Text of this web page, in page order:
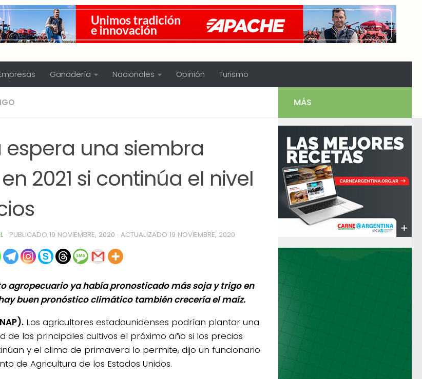
Ganadería Nacionales Opinión Turismo
espera una siembra
2021 si continúa el nivel
· PUBLICADO 19 NOVIEMBRE, 2020 · ACTUALIZADO 19 NOVIEMBRE, 2020
agropecuario ya había pronosticado más soja y trigo en
hay buen pronóstico climático también crecería el maíz.
Los agricultores estadounidenses podrían plantar una
de los principales cultivos el próximo año si los precios
y el clima de primavera lo permite, dijo un funcionario
de Agricultura de los Estados Unidos.
MÁS